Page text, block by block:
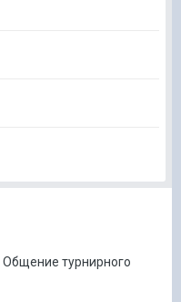
Общение турнирного